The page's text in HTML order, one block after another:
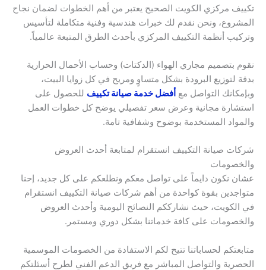
تكييف مركزي الكويت الصحيح يعتبر من أهم الخطوات لضمان نجاح
المشروع، ونحن نقدم لك خبرات هندسية وفنية متكاملة لتأسيس
وتركيب أنظمة التكييف المركزي بأحدث الطرق المتبعة عالمياً.
نقوم بتصميم مجاري الهواء (الدكتات) وحساب الأحمال الحرارية
بدقة لتوزيع البرودة بشكل متساوٍ ومريح في كل زوايا البيت،
وبإمكانك التواصل مع أفضل خدمة صيانة تكييف للحصول على
استشارة مجانية وعرض سعر تفصيلي يوضح كل خطوات العمل
والمواد المستخدمة بوضوح وشفافية تامة.
شركات صيانة التكييف انستقرام لمتابعة أحدث العروض
والخصومات
عشان نكون دايماً على تواصل معكم ونطلعكم على كل جديد، إحنا
متواجدين بقوة كواحدة من أهم شركات صيانة التكييف انستقرام
في الكويت، حيث نشارككم النصائح اليومية وأحدث العروض
والخصومات على كافة خدماتنا بشكل دوري ومستمر.
متابعتكم لحساباتنا تتيح لكم الاستفادة من الخصومات الموسمية
الحصرية والتواصل المباشر مع فريق الدعم الفني لطرح أسئلتكم